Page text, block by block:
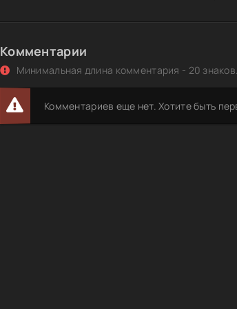
Комментарии
Минимальная длина комментария - 20
Комментариев еще нет. Хотите быть